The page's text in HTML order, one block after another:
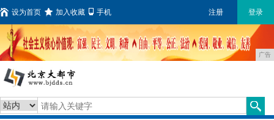
设为首页 加入收藏 手机 注册 登录
广告